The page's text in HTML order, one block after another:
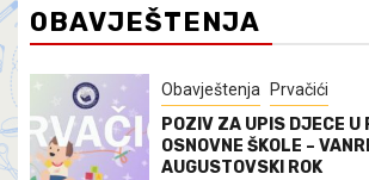
OBAVJEŠTENJA
Obavještenja Prvačići
POZIV ZA UPIS DJECE U
OSNOVNE ŠKOLE –
AUGUSTOVSKI ROK